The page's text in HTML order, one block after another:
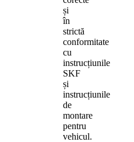
și
în
strictă
conformitate
cu
instrucțiunile
SKF
și
instrucțiunile
de
montare
pentru
vehicul.